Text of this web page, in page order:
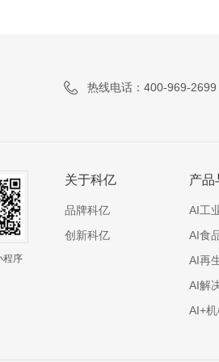
热线电话：400-969-2699
程序
关于科亿
品牌科亿
创新科亿
产品
AI工
AI食
AI再
AI解
AI+